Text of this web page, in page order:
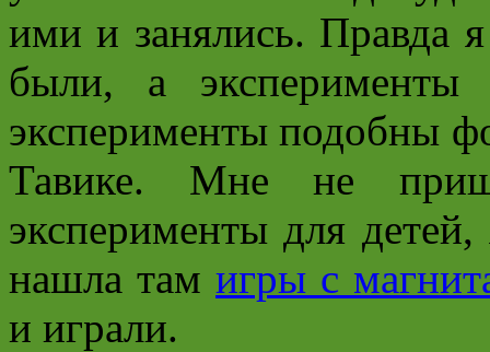
ими и занялись. Правда
были, а эксперименты
эксперименты подобны
Тавике. Мне не
эксперименты для
нашла там игры с
и играли.